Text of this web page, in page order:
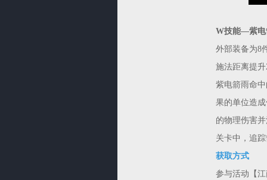
W技能—紫电
外部装备为8
施法距离提
紫电箭雨命
果的单位造
的物理伤害
关卡中，追
获取方式
参与活动【